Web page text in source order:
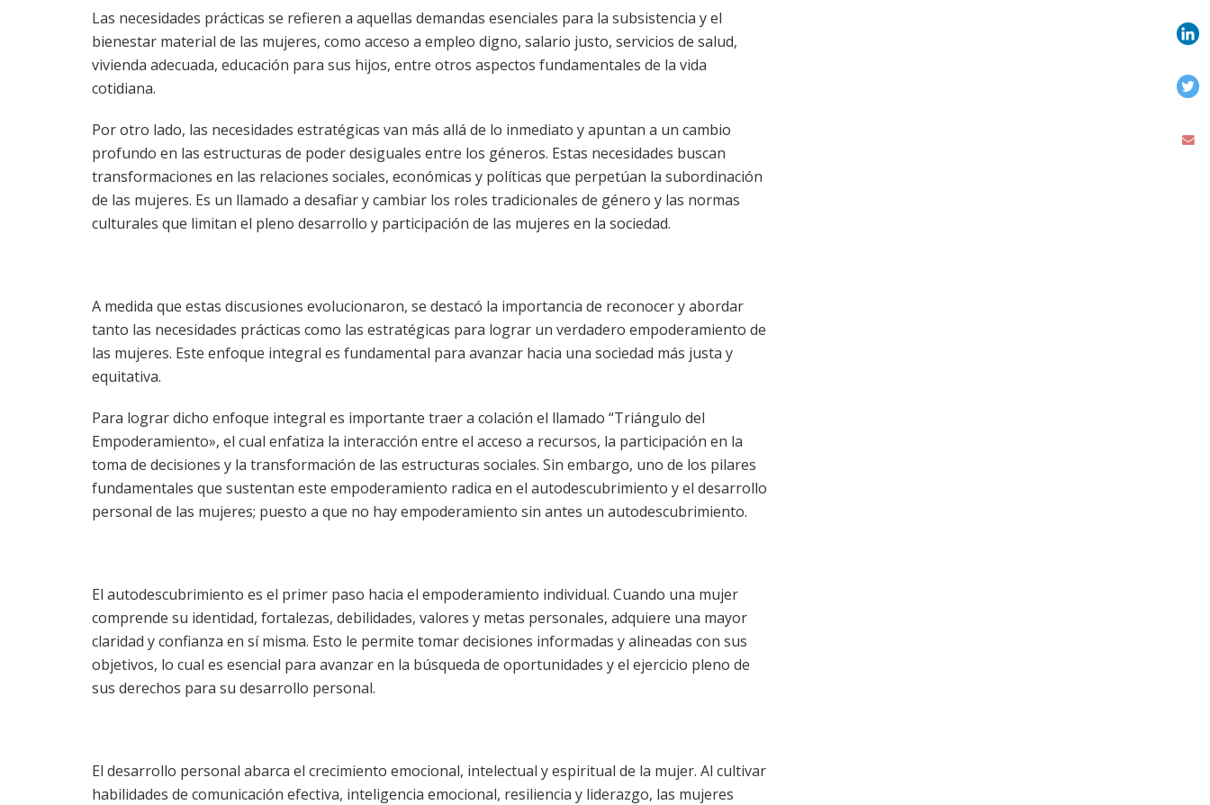
Las necesidades prácticas se refieren a aquellas demandas esenciales para la subsistencia y el
bienestar material de las mujeres, como acceso a empleo digno, salario justo, servicios de salud,
vivienda adecuada, educación para sus hijos, entre otros aspectos fundamentales de la vida
cotidiana.
Por otro lado, las necesidades estratégicas van más allá de lo inmediato y apuntan a un cambio
profundo en las estructuras de poder desiguales entre los géneros. Estas necesidades buscan
transformaciones en las relaciones sociales, económicas y políticas que perpetúan la subordinación
de las mujeres. Es un llamado a desafiar y cambiar los roles tradicionales de género y las normas
culturales que limitan el pleno desarrollo y participación de las mujeres en la sociedad.
A medida que estas discusiones evolucionaron, se destacó la importancia de reconocer y abordar
tanto las necesidades prácticas como las estratégicas para lograr un verdadero empoderamiento de
las mujeres. Este enfoque integral es fundamental para avanzar hacia una sociedad más justa y
equitativa.
Para lograr dicho enfoque integral es importante traer a colación el llamado “Triángulo del
Empoderamiento», el cual enfatiza la interacción entre el acceso a recursos, la participación en la
toma de decisiones y la transformación de las estructuras sociales. Sin embargo, uno de los pilares
fundamentales que sustentan este empoderamiento radica en el autodescubrimiento y el desarrollo
personal de las mujeres; puesto a que no hay empoderamiento sin antes un autodescubrimiento.
El autodescubrimiento es el primer paso hacia el empoderamiento individual. Cuando una mujer
comprende su identidad, fortalezas, debilidades, valores y metas personales, adquiere una mayor
claridad y confianza en sí misma. Esto le permite tomar decisiones informadas y alineadas con sus
objetivos, lo cual es esencial para avanzar en la búsqueda de oportunidades y el ejercicio pleno de
sus derechos para su desarrollo personal.
El desarrollo personal abarca el crecimiento emocional, intelectual y espiritual de la mujer. Al cultivar
habilidades de comunicación efectiva, inteligencia emocional, resiliencia y liderazgo, las mujeres